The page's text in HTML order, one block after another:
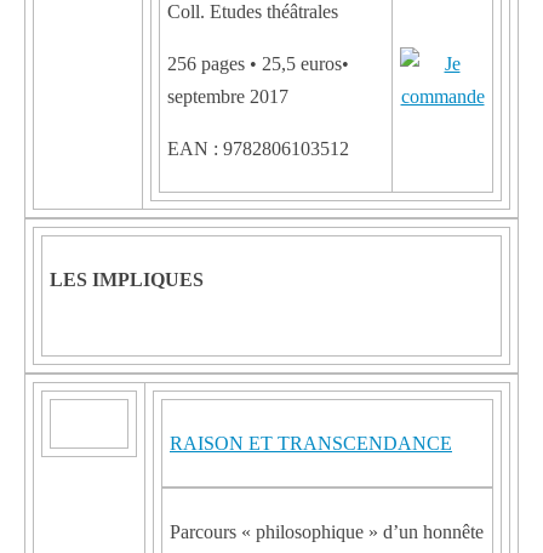
Coll. Etudes théâtrales
256 pages • 25,5 euros•
septembre 2017
EAN : 9782806103512
LES IMPLIQUES
RAISON ET TRANSCENDANCE
Parcours « philosophique » d’un honnête